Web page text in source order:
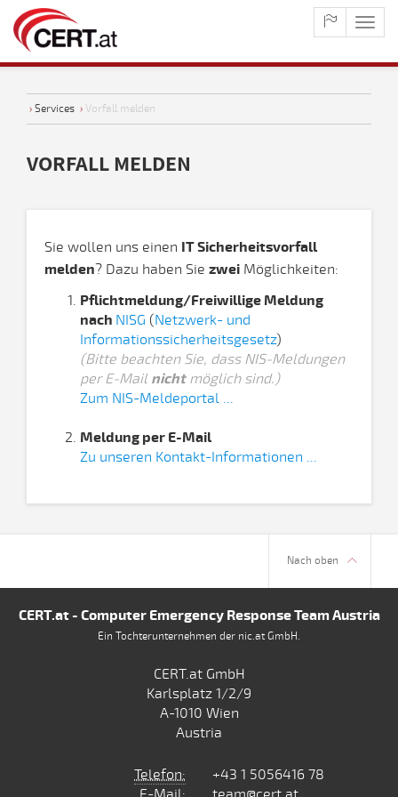
› Services › Vorfall melden
VORFALL MELDEN
Sie wollen uns einen IT Sicherheitsvorfall
melden? Dazu haben Sie zwei Möglichkeiten:
Pflichtmeldung/Freiwillige Meldung
nach NISG (Netzwerk- und
Informationssicherheitsgesetz)
(Bitte beachten Sie, dass NIS-Meldungen
per E-Mail nichtmöglich sind.)
Zum NIS-Meldeportal ...
Meldung per E-Mail
Zu unseren Kontakt-Informationen ...
Nach oben
CERT.at - Computer Emergency Response Team Austria
Ein Tochterunternehmen der nic.at GmbH.
CERT.at GmbH
Karlsplatz 1/2/9
A-1010 Wien
Austria
Telefon:
+43 1 5056416 78